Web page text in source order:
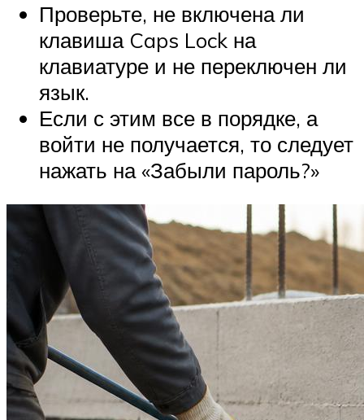
Проверьте, не включена ли
клавиша Caps Lock на
клавиатуре и не переключен ли
язык.
Если с этим все в порядке, а
войти не получается, то следует
нажать на «Забыли пароль?»